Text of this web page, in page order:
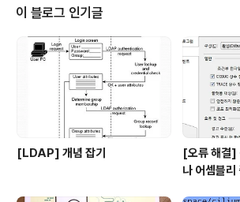
라, 함수형 프로그래밍은 정의와 함수들를 통한 강력한 방
들과 루프들을 대체하는 멀티프로세서들을 위한 동시성 코
무엇보다 ..
이 블로그 인기글
[LDAP] 개념 잡기
[오류 해결]
나 어셈블리